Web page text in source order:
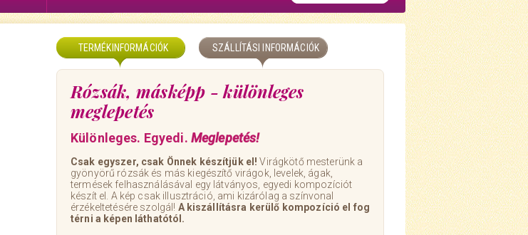
TERMÉKINFORMÁCIÓK SZÁLLÍTÁSI INFORMÁCIÓK
Rózsák, másképp - különleges
meglepetés
Különleges. Egyedi. Meglepetés!
Csak egyszer, csak Önnek készítjük el! Virágkötő mesterünk a
gyönyörű rózsák és más kiegészítő virágok, levelek, ágak,
termések felhasználásával egy látványos, egyedi kompozíciót
készít el. A kép csak illusztráció, ami kizárólag a színvonal
érzékeltetésére szolgál! A kiszállításra kerülő kompozíció el fog
térni a képen láthatótól.